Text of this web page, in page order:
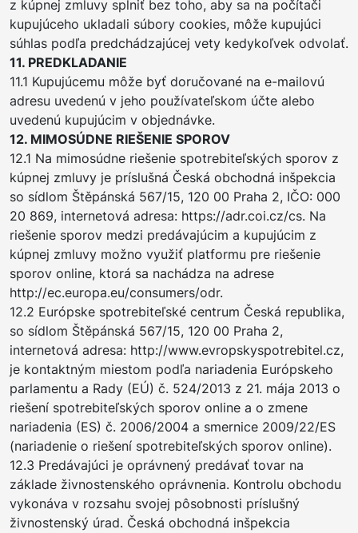
z kúpnej zmluvy splniť bez toho, aby sa na počítači
kupujúceho ukladali súbory cookies, môže kupujúci
súhlas podľa predchádzajúcej vety kedykoľvek odvolať.
11. PREDKLADANIE
11.1 Kupujúcemu môže byť doručované na e-mailovú
adresu uvedenú v jeho používateľskom účte alebo
uvedenú kupujúcim v objednávke.
12. MIMOSÚDNE RIEŠENIE SPOROV
12.1 Na mimosúdne riešenie spotrebiteľských sporov z
kúpnej zmluvy je príslušná Česká obchodná inšpekcia
so sídlom Štěpánská 567/15, 120 00 Praha 2, IČO: 000
20 869, internetová adresa: https://adr.coi.cz/cs. Na
riešenie sporov medzi predávajúcim a kupujúcim z
kúpnej zmluvy možno využiť platformu pre riešenie
sporov online, ktorá sa nachádza na adrese
http://ec.europa.eu/consumers/odr.
12.2 Európske spotrebiteľské centrum Česká republika,
so sídlom Štěpánská 567/15, 120 00 Praha 2,
internetová adresa: http://www.evropskyspotrebitel.cz,
je kontaktným miestom podľa nariadenia Európskeho
parlamentu a Rady (EÚ) č. 524/2013 z 21. mája 2013 o
riešení spotrebiteľských sporov online a o zmene
nariadenia (ES) č. 2006/2004 a smernice 2009/22/ES
(nariadenie o riešení spotrebiteľských sporov online).
12.3 Predávajúci je oprávnený predávať tovar na
základe živnostenského oprávnenia. Kontrolu obchodu
vykonáva v rozsahu svojej pôsobnosti príslušný
živnostenský úrad. Česká obchodná inšpekcia